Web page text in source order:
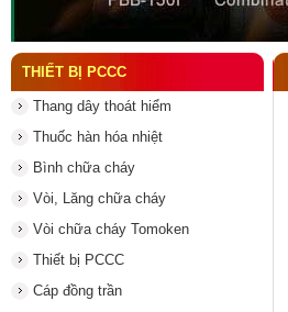
THIẾT BỊ PCCC
Thang dây thoát hiểm
Thuốc hàn hóa nhiệt
Bình chữa cháy
Vòi, Lăng chữa cháy
Vòi chữa cháy Tomoken
Thiết bị PCCC
Cáp đồng trần